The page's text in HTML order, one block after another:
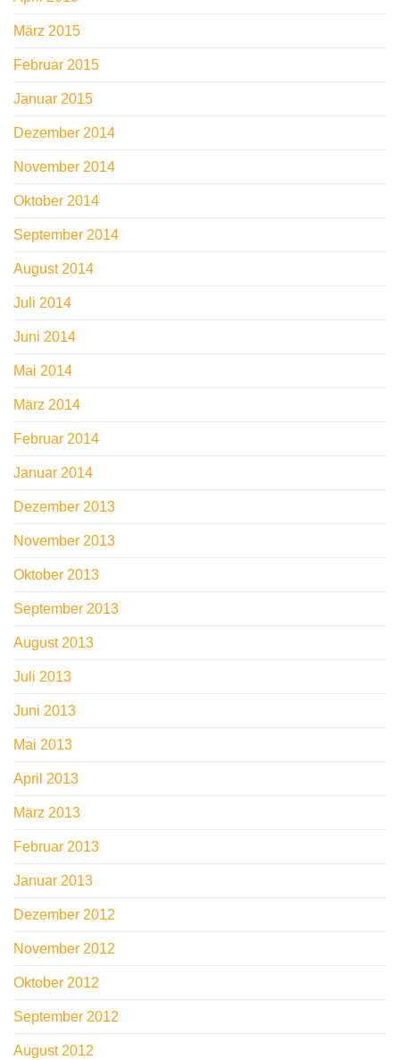
März 2015
Februar 2015
Januar 2015
Dezember 2014
November 2014
Oktober 2014
September 2014
August 2014
Juli 2014
Juni 2014
Mai 2014
März 2014
Februar 2014
Januar 2014
Dezember 2013
November 2013
Oktober 2013
September 2013
August 2013
Juli 2013
Juni 2013
Mai 2013
April 2013
März 2013
Februar 2013
Januar 2013
Dezember 2012
November 2012
Oktober 2012
September 2012
August 2012